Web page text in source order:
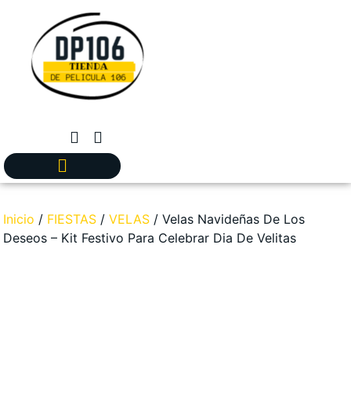
Inicio / FIESTAS / VELAS / Velas Navideñas De Los
Deseos – Kit Festivo Para Celebrar Dia De Velitas